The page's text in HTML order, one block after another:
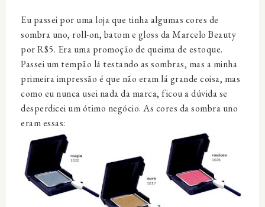
Eu passei por uma loja que tinha algumas cores de
sombra uno, roll-on, batom e gloss da Marcelo Beauty
por R$5. Era uma promoção de queima de estoque.
Passei um tempão lá testando as sombras, mas a minha
primeira impressão é que não eram lá grande coisa, mas
como eu nunca usei nada da marca, ficou a dúvida se
desperdicei um ótimo negócio. As cores da sombra uno
eram essas: